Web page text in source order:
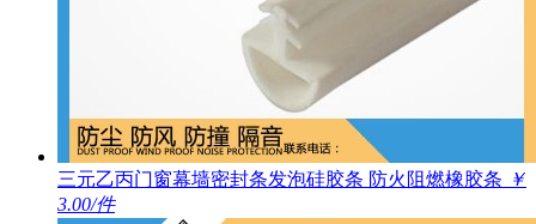
三元乙丙门窗幕墙密封条发泡硅胶条 防火阻燃橡胶条 ￥
3.00/件